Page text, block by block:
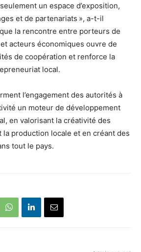
un espace d’exposition,
et de partenariats », a-t-il
la rencontre entre porteurs de
acteurs économiques ouvre de
de coopération et renforce la
local.
l’engagement des autorités à
un moteur de développement
en valorisant la créativité des
la production locale et en créant des
tout le pays.